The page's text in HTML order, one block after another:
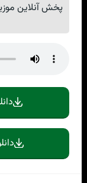
پخش آنلاین